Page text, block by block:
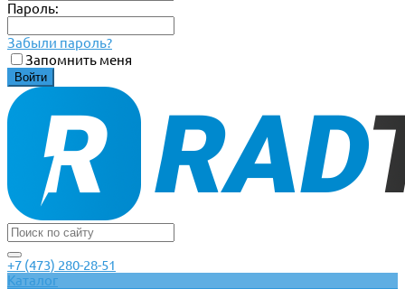
Пароль:
Забыли пароль?
Запомнить меня
+7 (473) 280-28-51
Каталог